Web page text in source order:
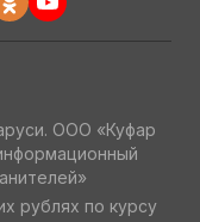
ООО «Куфар
рублях по курсу